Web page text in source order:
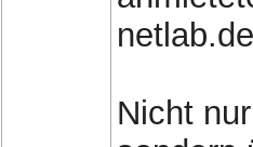
netlab.de
Nicht